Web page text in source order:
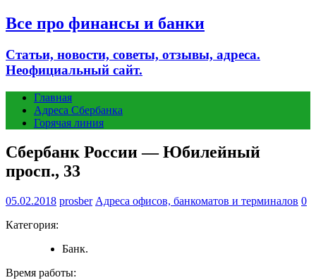
Все про финансы и банки
Статьи, новости, советы, отзывы, адреса.
Неофициальный сайт.
Главная
Адреса Сбербанка
Горячая линия
Сбербанк России — Юбилейный
просп., 33
05.02.2018 prosber Адреса офисов, банкоматов и терминалов 0
Категория:
Банк.
Время работы: